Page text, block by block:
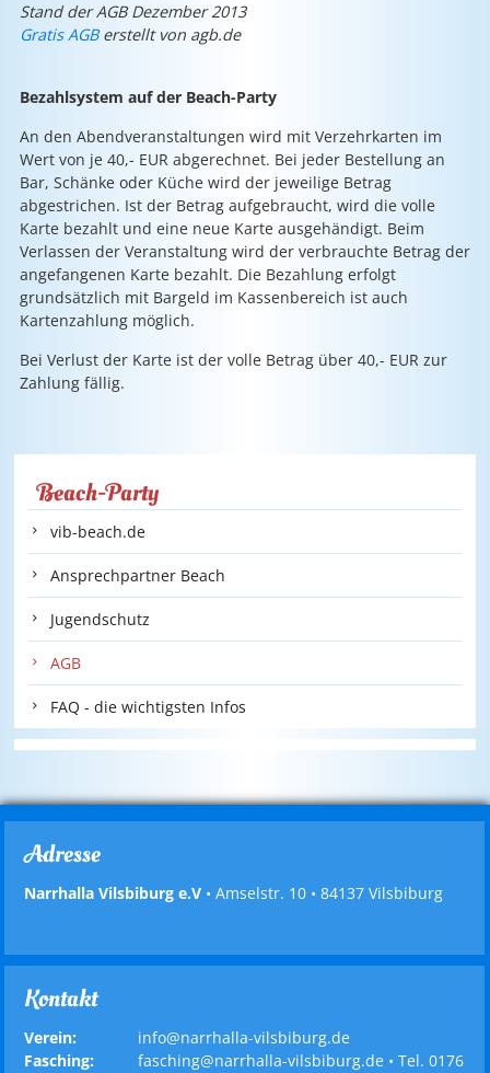
Stand der AGB Dezember 2013
Gratis AGBerstellt von agb.de
Bezahlsystem auf der Beach-Party
An den Abendveranstaltungen wird mit Verzehrkarten im
Wert von je 40,- EUR abgerechnet. Bei jeder Bestellung an
Bar, Schänke oder Küche wird der jeweilige Betrag
abgestrichen. Ist der Betrag aufgebraucht, wird die volle
Karte bezahlt und eine neue Karte ausgehändigt. Beim
Verlassen der Veranstaltung wird der verbrauchte Betrag der
angefangenen Karte bezahlt. Die Bezahlung erfolgt
grundsätzlich mit Bargeld im Kassenbereich ist auch
Kartenzahlung möglich.
Bei Verlust der Karte ist der volle Betrag über 40,- EUR zur
Zahlung fällig.
Beach-Party
vib-beach.de
Ansprechpartner Beach
Jugendschutz
AGB
FAQ - die wichtigsten Infos
Adresse
Narrhalla Vilsbiburg e.V • Amselstr. 10 • 84137 Vilsbiburg
Kontakt
Verein:
info@narrhalla-vilsbiburg.de
Fasching:
fasching@narrhalla-vilsbiburg.de • Tel.0176